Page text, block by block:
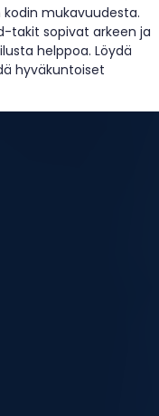
mukavuudesta.
takit sopivat arkeen ja
helppoa. Löydä
hyväkuntoiset